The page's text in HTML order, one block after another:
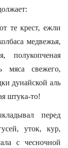
те крест, ежли
медвежья,
полукопченая
мяса свежего,
дунайской аль
штука-то!
перед
уток, кур,
с чесночной